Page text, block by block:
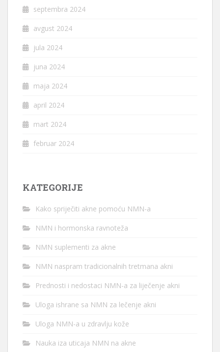
septembra 2024
avgust 2024
jula 2024
juna 2024
maja 2024
april 2024
mart 2024
februar 2024
KATEGORIJE
Kako spriječiti akne pomoću NMN-a
NMN i hormonska ravnoteža
NMN suplementi za akne
NMN naspram tradicionalnih tretmana akni
Prednosti i nedostaci NMN-a za liječenje akni
Uloga ishrane sa NMN za lečenje akni
Uloga NMN-a u zdravlju kože
Nauka iza uticaja NMN na akne